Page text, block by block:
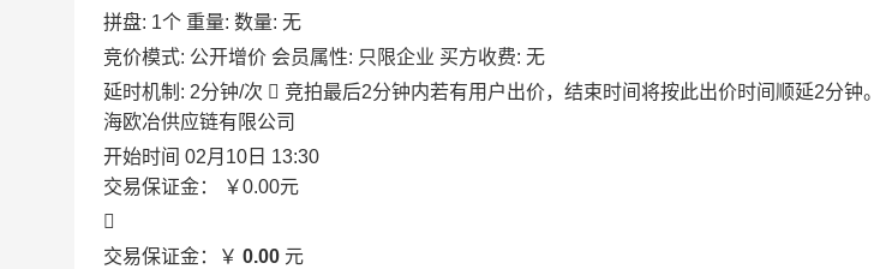
拼盘: 1个 重量: 数量: 无
竞价模式: 公开增价 会员属性: 只限企业 买方收费: 无
延时机制: 2分钟/次  竞拍最后2分钟内若有用户出价，结束时间将按此出价时间顺延2分钟。
海欧冶供应链有限公司
开始时间 02月10日 13:30
交易保证金：
￥0.00元

交易保证金：￥ 0.00 元